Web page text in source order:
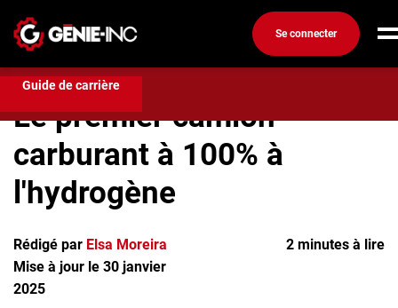
Se connecter
Connexion
Créez un compte
Emplois
Recherchez un emploi
Ma boîte à outils
Conseils carrière
Guide de carrière
Technologies
Le premier camion carburant à 100% à
l'hydrogène
Le premier camion
carburant à 100% à
l'hydrogène
Rédigé par Elsa Moreira
Mise à jour le 30 janvier
2025
2 minutes à lire